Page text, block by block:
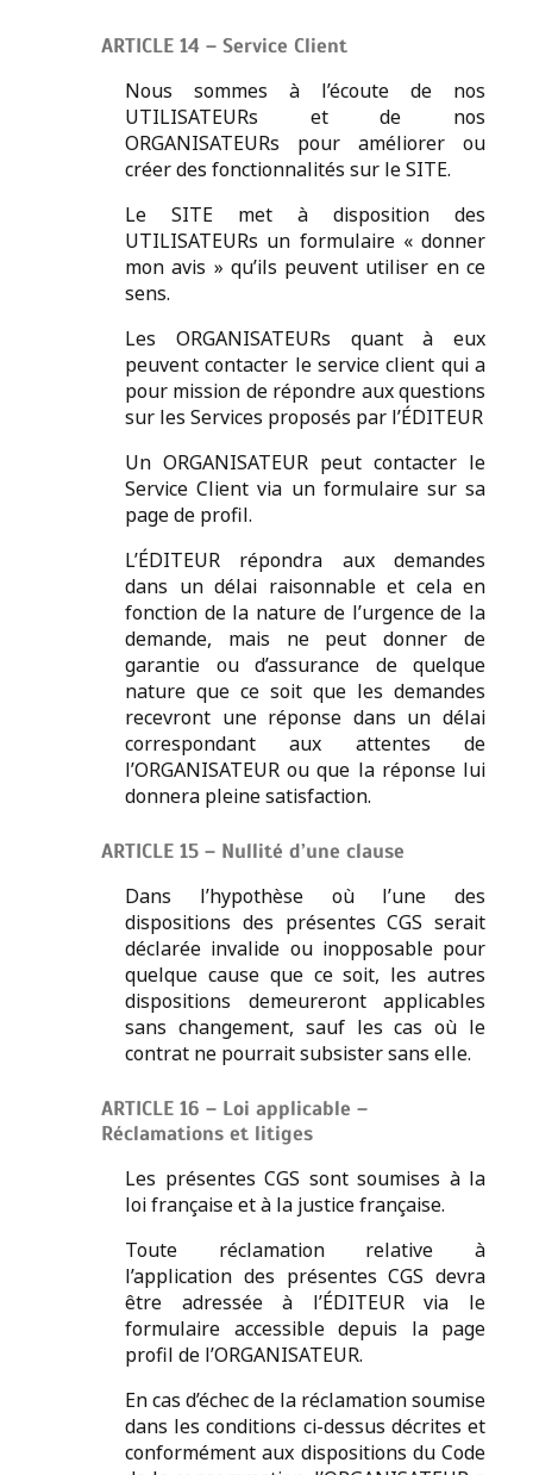
ARTICLE 14 – Service Client
Nous sommes à l’écoute de nos
UTILISATEURs et de nos
ORGANISATEURs pour améliorer ou
créer des fonctionnalités sur le SITE.
Le SITE met à disposition des
UTILISATEURs un formulaire « donner
mon avis » qu’ils peuvent utiliser en ce
sens.
Les ORGANISATEURs quant à eux
peuvent contacter le service client qui a
pour mission de répondre aux questions
sur les Services proposés par l’ÉDITEUR
Un ORGANISATEUR peut contacter le
Service Client via un formulaire sur sa
page de profil.
L’ÉDITEUR répondra aux demandes
dans un délai raisonnable et cela en
fonction de la nature de l’urgence de la
demande, mais ne peut donner de
garantie ou d’assurance de quelque
nature que ce soit que les demandes
recevront une réponse dans un délai
correspondant aux attentes de
l’ORGANISATEUR ou que la réponse lui
donnera pleine satisfaction.
ARTICLE 15 – Nullité d’une clause
Dans l’hypothèse où l’une des
dispositions des présentes CGS serait
déclarée invalide ou inopposable pour
quelque cause que ce soit, les autres
dispositions demeureront applicables
sans changement, sauf les cas où le
contrat ne pourrait subsister sans elle.
ARTICLE 16 – Loi applicable –
Réclamations et litiges
Les présentes CGS sont soumises à la
loi française et à la justice française.
Toute réclamation relative à
l’application des présentes CGS devra
être adressée à l’ÉDITEUR via le
formulaire accessible depuis la page
profil de l’ORGANISATEUR.
En cas d’échec de la réclamation soumise
dans les conditions ci-dessus décrites et
conformément aux dispositions du Code